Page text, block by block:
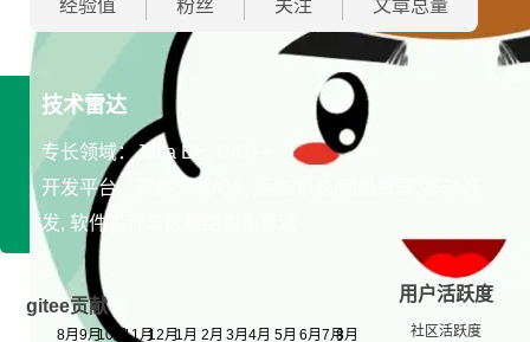
经验值 粉丝 关注 文章总量
技术雷达
专长领域：Java EE, C/C++
开发平台：软件测试/QA, 运维/系统/网络管理, 移动开
发, 软件设计与数据结构和算法
gitee贡献
用户活跃度